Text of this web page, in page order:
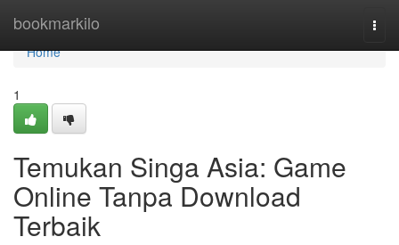
bookmarkilo
Home
Home
1
Temukan Singa Asia: Game
Online Tanpa Download
Terbaik